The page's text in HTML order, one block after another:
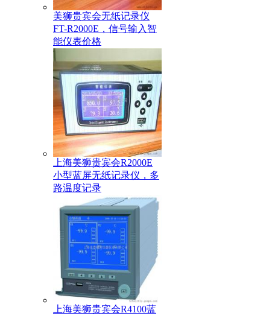
美狮贵宾会无纸记录仪
FT-R2000E，信号输入智
能仪表价格
上海美狮贵宾会R2000E
小型蓝屏无纸记录仪，多
路温度记录
上海美狮贵宾会R4100蓝